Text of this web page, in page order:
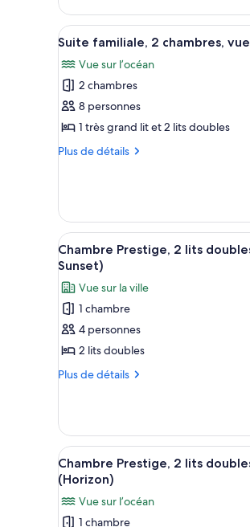
grand
lit,
baignoire
(Mobility
&
Hearing)
Chambre,
très
lit,
baignoire
(Mobility
&
Hearing)
Afficher
toutes
les
photos
pour
ce
type
familiale,
2
chambres,
vue
sur
l’océan
Une
5
Suite familiale, 2 chambres, vue
Vue sur l’océan
2 chambres
8 personnes
1 très grand lit et 2 lits doubles
Plus de détails
Plus
familiale,
2
chambres,
vue
sur
l’océan
Afficher
toutes
les
photos
pour
ce
type
de
Prestige,
2
lits
doubles,
balcon
(Horizon,
Un
5
Chambre Prestige, 2 lits
Sunset)
Vue sur la ville
1 chambre
4 personnes
2 lits doubles
Plus de détails
Plus
Chambre
Prestige,
2
lits
doubles,
balcon
(Horizon,
Afficher
toutes
les
photos
Une
3
Chambre Prestige, 2 lits
(Horizon)
Vue sur l’océan
1 chambre